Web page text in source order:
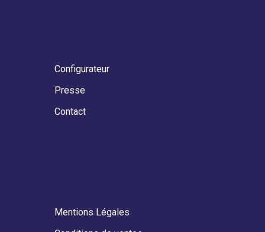
Configurateur
Presse
Contact
Mentions Légales